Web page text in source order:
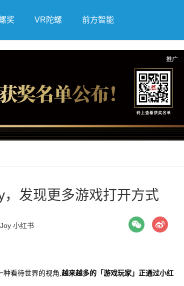
云游戏
奖 VR陀螺 前方智能
推广
发现更多游戏打开方式
小红书
种看待世界的视角,越来越多的「游戏玩家」正通过小红